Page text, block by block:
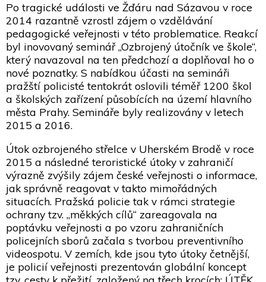
Po tragické události ve Žďáru nad Sázavou v roce
2014 razantně vzrostl zájem o vzdělávání
pedagogické veřejnosti v této problematice. Reakcí
byl inovovaný seminář „Ozbrojený útočník ve škole“,
který navazoval na ten předchozí a doplňoval ho o
nové poznatky. S nabídkou účasti na semináři
pražští policisté tentokrát oslovili téměř 1200 škol
a školských zařízení působících na území hlavního
města Prahy. Semináře byly realizovány v letech
2015 a 2016.
Útok ozbrojeného střelce v Uherském Brodě v roce
2015 a následné teroristické útoky v zahraničí
výrazně zvýšily zájem české veřejnosti o informace,
jak správně reagovat v takto mimořádných
situacích. Pražská policie tak v rámci strategie
ochrany tzv. „měkkých cílů“ zareagovala na
poptávku veřejnosti a po vzoru zahraničních
policejních sborů začala s tvorbou preventivního
videospotu. V zemích, kde jsou tyto útoky četnější,
je policií veřejnosti prezentován globální koncept